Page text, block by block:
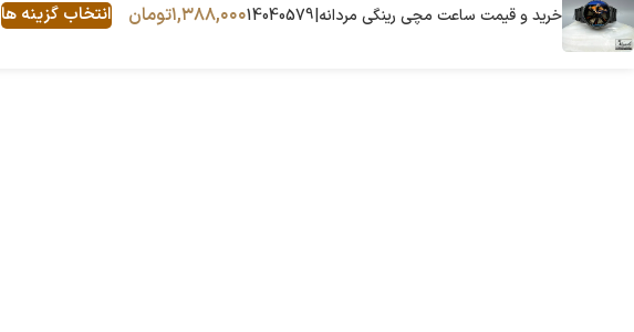
خرید و قیمت ساعت مچی رینگی مردانه|14040579 ۱,۳۸۸,۰۰۰تومان انتخاب گزینه ها